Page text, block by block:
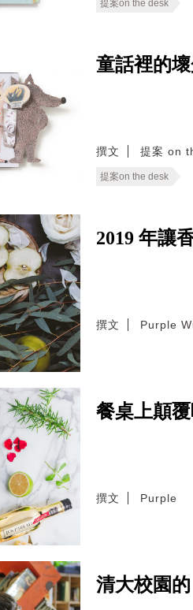
提案on the desk
童話裡的
撰文 提案 on
提案on the desk
2019 年讓
撰文 Purple
餐桌上顛
撰文 Purple
清大校園